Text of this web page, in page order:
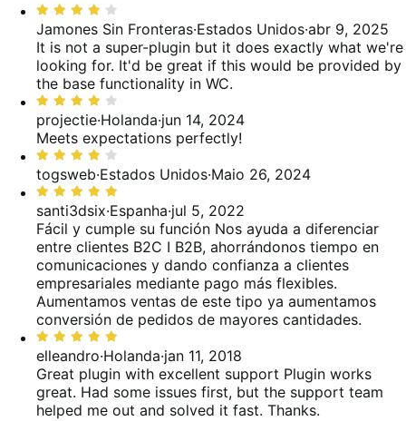
avaliações
avaliações
avaliações
Classificado
com
4
de
5
Jamones Sin Fronteras·Estados Unidos·abr 9, 2025
It is not a super-plugin but it does exactly what we're
looking for. It'd be great if this would be provided by
the base functionality in WC.
Classificado
com
4
de
5
projectie·Holanda·jun 14, 2024
Meets expectations perfectly!
Classificado
com
4
de
5
togsweb·Estados Unidos·Maio 26, 2024
Classificado
com
5
de
5
santi3dsix·Espanha·jul 5, 2022
Fácil y cumple su función Nos ayuda a diferenciar
entre clientes B2C I B2B, ahorrándonos tiempo en
comunicaciones y dando confianza a clientes
empresariales mediante pago más flexibles.
Aumentamos ventas de este tipo ya aumentamos
conversión de pedidos de mayores cantidades.
Classificado
com
5
de
5
elleandro·Holanda·jan 11, 2018
Great plugin with excellent support Plugin works
great. Had some issues first, but the support team
helped me out and solved it fast. Thanks.